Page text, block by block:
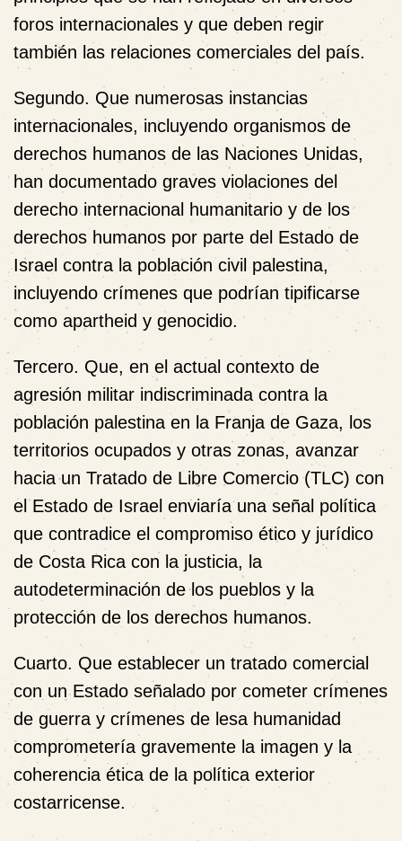
foros internacionales y que deben regir
también las relaciones comerciales del país.
Segundo. Que numerosas instancias
internacionales, incluyendo organismos de
derechos humanos de las Naciones Unidas,
han documentado graves violaciones del
derecho internacional humanitario y de los
derechos humanos por parte del Estado de
Israel contra la población civil palestina,
incluyendo crímenes que podrían tipificarse
como apartheid y genocidio.
Tercero. Que, en el actual contexto de
agresión militar indiscriminada contra la
población palestina en la Franja de Gaza, los
territorios ocupados y otras zonas, avanzar
hacia un Tratado de Libre Comercio (TLC) con
el Estado de Israel enviaría una señal política
que contradice el compromiso ético y jurídico
de Costa Rica con la justicia, la
autodeterminación de los pueblos y la
protección de los derechos humanos.
Cuarto. Que establecer un tratado comercial
con un Estado señalado por cometer crímenes
de guerra y crímenes de lesa humanidad
comprometería gravemente la imagen y la
coherencia ética de la política exterior
costarricense.